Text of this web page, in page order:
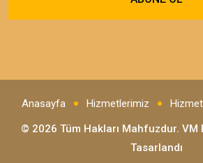
Anasayfa Hizmetlerimiz
© 2026 Tüm Hakları Mahfuzdur. VM
Tasarlandı